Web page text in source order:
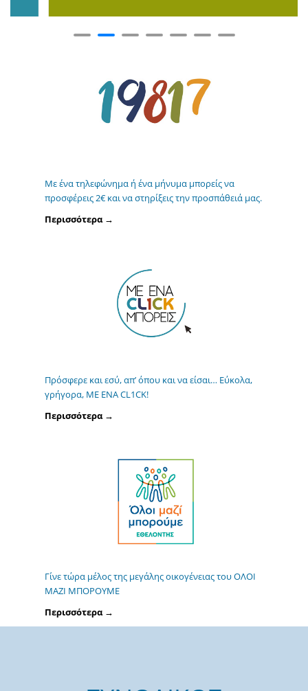
Με ένα τηλεφώνημα ή ένα μήνυμα μπορείς να
προσφέρεις 2€ και να στηρίξεις την προσπάθειά μας.
Περισσότερα →
Πρόσφερε και εσύ, απ’ όπου και να είσαι… Εύκολα,
γρήγορα, ΜΕ ΕΝΑ CL1CK!
Περισσότερα →
Γίνε τώρα μέλος της μεγάλης οικογένειας του ΟΛΟΙ
ΜΑΖΙ ΜΠΟΡΟΥΜΕ
Περισσότερα →